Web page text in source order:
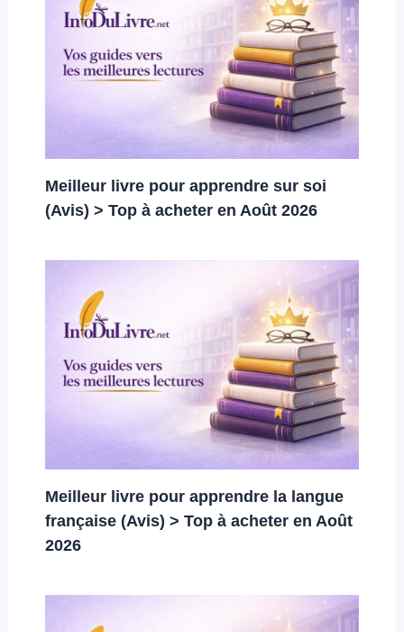
Meilleur livre pour apprendre sur soi
(Avis) > Top à acheter en Août 2026
Meilleur livre pour apprendre la langue
française (Avis) > Top à acheter en Août
2026